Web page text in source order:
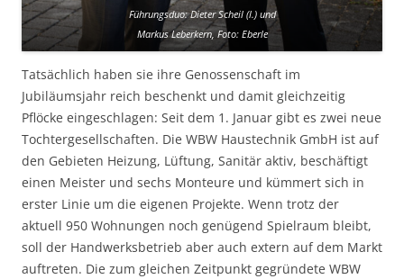
Führungsduo: Dieter Scheil (l.) und
Markus Leberkern, Foto: Eberle
Tatsächlich haben sie ihre Genossenschaft im
Jubiläumsjahr reich beschenkt und damit gleichzeitig
Pflöcke eingeschlagen: Seit dem 1. Januar gibt es zwei neue
Tochtergesellschaften. Die WBW Haustechnik GmbH ist auf
den Gebieten Heizung, Lüftung, Sanitär aktiv, beschäftigt
einen Meister und sechs Monteure und kümmert sich in
erster Linie um die eigenen Projekte. Wenn trotz der
aktuell 950 Wohnungen noch genügend Spielraum bleibt,
soll der Handwerksbetrieb aber auch extern auf dem Markt
auftreten. Die zum gleichen Zeitpunkt gegründete WBW